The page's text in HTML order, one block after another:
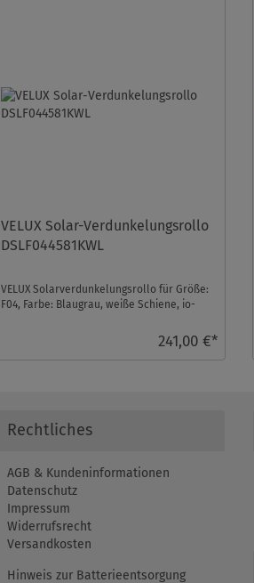
VELUX Solar-Verdunkelungsrollo
DSLF044581KWL
VELUX Solarverdunkelungsrollo für Größe:
F04, Farbe: Blaugrau, weiße Schiene, io-
241,00 €*
Rechtliches
AGB & Kundeninformationen
Datenschutz
Impressum
Widerrufsrecht
Versandkosten
Hinweis zur Batterieentsorgung